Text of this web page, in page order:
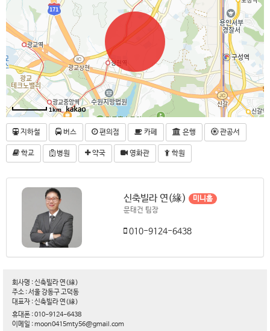
1km
지하철 버스 편의점 카페 은행 관공서
학교 병원 약국 영화관 학원
신축빌라 연(緣) 미니홈
문태건 팀장
010-9124-6438
회사명 : 신축빌라 연(緣)
주소 : 서울 강동구 고덕동
대표자 : 신축빌라 연(緣)
휴대폰 : 010-9124-6438
이메일 : moon0415mty56@gmail.com